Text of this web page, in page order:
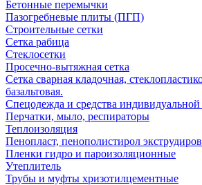
Бетонные перемычки
Пазогребневые плиты (ПГП)
Строительные сетки
Сетка рабица
Стеклосетки
Просечно-вытяжная сетка
Сетка сварная кладочная,
базальтовая.
Спецодежда и средства
Перчатки, мыло, респираторы
Теплоизоляция
Пенопласт, пенополистирол
Пленки гидро и пароизоляционные
Утеплитель
Трубы и муфты хризотилцементные